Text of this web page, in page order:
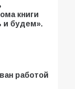
книги
и будем».
работой